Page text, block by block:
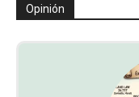
Opinión